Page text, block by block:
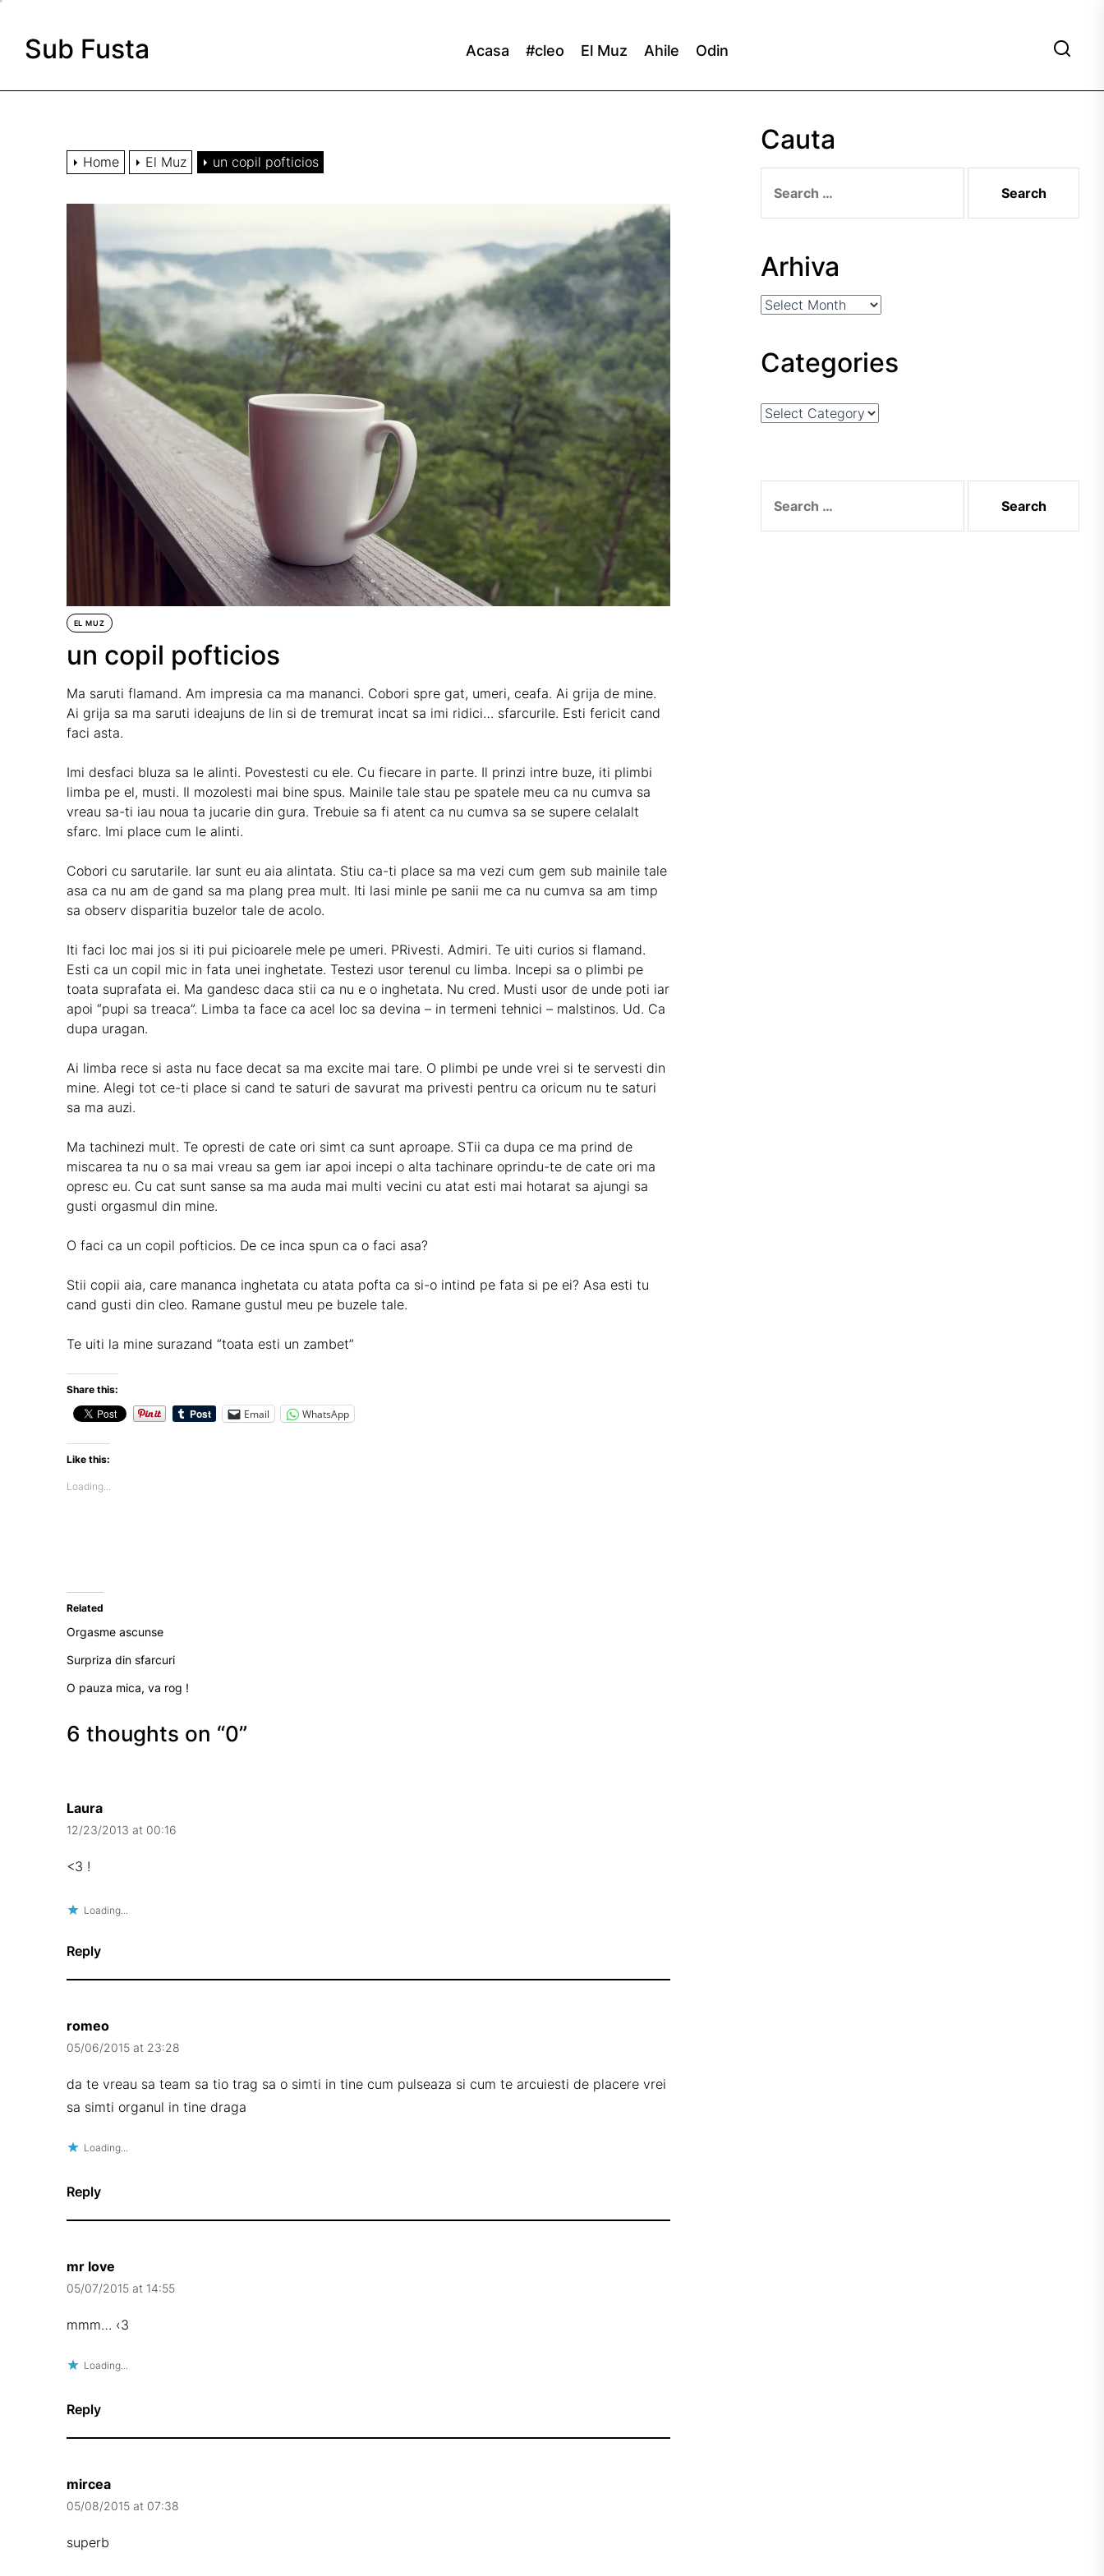
Sub Fusta Acasa #cleo El Muz Ahile Odin
Home El Muz un copil pofticios
EL MUZ
un copil pofticios
Ma saruti flamand. Am impresia ca ma mananci. Cobori spre gat, umeri, ceafa. Ai grija de mine.
Ai grija sa ma saruti ideajuns de lin si de tremurat incat sa imi ridici… sfarcurile. Esti fericit cand
faci asta.
Imi desfaci bluza sa le alinti. Povestesti cu ele. Cu fiecare in parte. Il prinzi intre buze, iti plimbi
limba pe el, musti. Il mozolesti mai bine spus. Mainile tale stau pe spatele meu ca nu cumva sa
vreau sa-ti iau noua ta jucarie din gura. Trebuie sa fi atent ca nu cumva sa se supere celalalt
sfarc. Imi place cum le alinti.
Cobori cu sarutarile. Iar sunt eu aia alintata. Stiu ca-ti place sa ma vezi cum gem sub mainile tale
asa ca nu am de gand sa ma plang prea mult. Iti lasi minle pe sanii me ca nu cumva sa am timp
sa observ disparitia buzelor tale de acolo.
Iti faci loc mai jos si iti pui picioarele mele pe umeri. PRivesti. Admiri. Te uiti curios si flamand.
Esti ca un copil mic in fata unei inghetate. Testezi usor terenul cu limba. Incepi sa o plimbi pe
toata suprafata ei. Ma gandesc daca stii ca nu e o inghetata. Nu cred. Musti usor de unde poti iar
apoi “pupi sa treaca”. Limba ta face ca acel loc sa devina – in termeni tehnici – malstinos. Ud. Ca
dupa uragan.
Ai limba rece si asta nu face decat sa ma excite mai tare. O plimbi pe unde vrei si te servesti din
mine. Alegi tot ce-ti place si cand te saturi de savurat ma privesti pentru ca oricum nu te saturi
sa ma auzi.
Ma tachinezi mult. Te opresti de cate ori simt ca sunt aproape. STii ca dupa ce ma prind de
miscarea ta nu o sa mai vreau sa gem iar apoi incepi o alta tachinare oprindu-te de cate ori ma
opresc eu. Cu cat sunt sanse sa ma auda mai multi vecini cu atat esti mai hotarat sa ajungi sa
gusti orgasmul din mine.
O faci ca un copil pofticios. De ce inca spun ca o faci asa?
Stii copii aia, care mananca inghetata cu atata pofta ca si-o intind pe fata si pe ei? Asa esti tu
cand gusti din cleo. Ramane gustul meu pe buzele tale.
Te uiti la mine surazand “toata esti un zambet”
Share this:
Email WhatsApp
Like this:
Loading...
Related
Orgasme ascunse
Surpriza din sfarcuri
O pauza mica, va rog !
6 thoughts on “0”
Laura
12/23/2013 at 00:16
<3 !
Loading...
Reply
romeo
05/06/2015 at 23:28
da te vreau sa team sa tio trag sa o simti in tine cum pulseaza si cum te arcuiesti de placere vrei
sa simti organul in tine draga
Loading...
Reply
mr love
05/07/2015 at 14:55
mmm… ‹3
Loading...
Reply
mircea
05/08/2015 at 07:38
superb
Cauta
for:
Arhiva
Arhiva
Categories
Categories
for: